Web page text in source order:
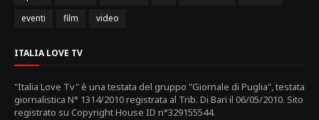
eventi
film video
ITALIA LOVE TV
"Italia Love Tv" è una testata del gruppo "Giornale di Puglia", testata
giornalistica N° 1314/2010 registrata al Trib. Di Bari il 06/05/2010. Sito
registrato su Copyright House ID n°329155544.